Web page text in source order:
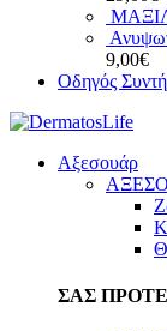
9,00€
Οδηγός
Αξεσουάρ
ΣΑΣ